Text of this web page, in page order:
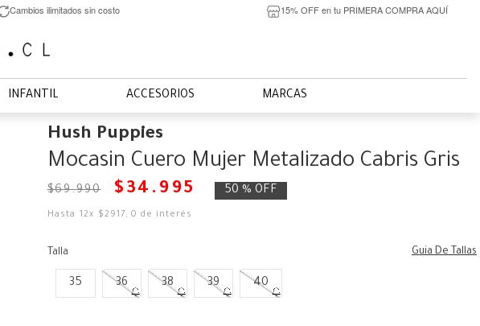
Cambios ilimitados sin costo 15% OFF en tu PRIMERA COMPRA AQUÍ
INFANTIL ACCESORIOS MARCAS
Hush Puppies
Mocasin Cuero Mujer Metalizado Cabris Gris
$69.990 $ 34 . 995 50 % OFF
Hasta 12x $2917,0 de interés
Talla Guia De Tallas
35 36 38 39 40